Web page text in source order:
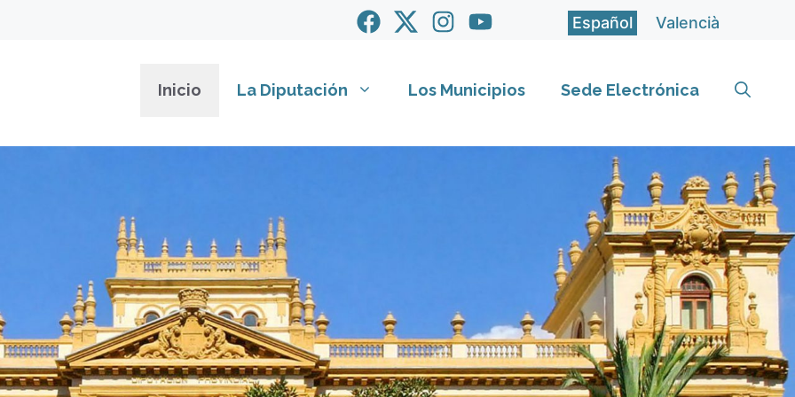
Español Valencià
Inicio La Diputación Los Municipios Sede Electrónica